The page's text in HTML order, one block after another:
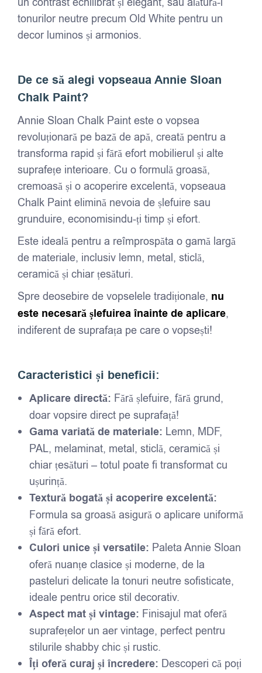
tonurilor neutre precum Old White pentru un
decor luminos și armonios.
De ce să alegi vopseaua Annie Sloan
Chalk Paint?
Annie Sloan Chalk Paint este o vopsea
revoluționară pe bază de apă, creată pentru a
transforma rapid și fără efort mobilierul și alte
suprafețe interioare. Cu o formulă groasă,
cremoasă și o acoperire excelentă, vopseaua
Chalk Paint elimină nevoia de șlefuire sau
grunduire, economisindu-ți timp și efort.
Este ideală pentru a reîmprospăta o gamă largă
de materiale, inclusiv lemn, metal, sticlă,
ceramică și chiar țesături.
Spre deosebire de vopselele tradiționale, nu
este necesară șlefuirea înainte de aplicare,
indiferent de suprafața pe care o vopsești!
Caracteristici și beneficii:
Aplicare directă: Fără șlefuire, fără grund,
doar vopsire direct pe suprafață!
Gama variată de materiale: Lemn, MDF,
PAL, melaminat, metal, sticlă, ceramică și
chiar țesături – totul poate fi transformat cu
ușurință.
Textură bogată și acoperire excelentă:
Formula sa groasă asigură o aplicare uniformă
și fără efort.
Culori unice și versatile: Paleta Annie Sloan
oferă nuanțe clasice și moderne, de la
pasteluri delicate la tonuri neutre sofisticate,
ideale pentru orice stil decorativ.
Aspect mat și vintage: Finisajul mat oferă
suprafețelor un aer vintage, perfect pentru
stilurile shabby chic și rustic.
Îți oferă curaj și încredere: Descoperi că poți